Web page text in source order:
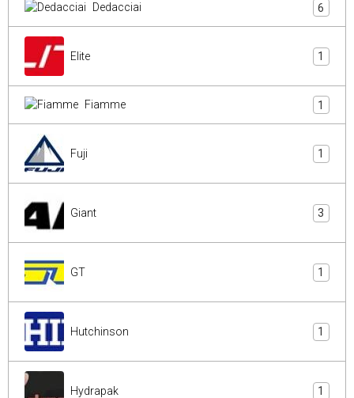
Dedacciai 6
Elite 1
Fiamme 1
Fuji 1
Giant 3
GT 1
Hutchinson 1
Hydrapak 1